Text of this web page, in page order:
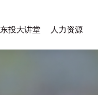
东投大讲堂 人力资源